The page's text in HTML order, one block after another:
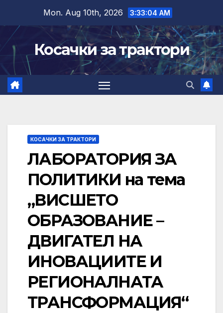
content
Mon. Aug 10th, 2026 3:33:05 AM
Косачки за трактори
КОСАЧКИ ЗА ТРАКТОРИ
ЛАБОРАТОРИЯ ЗА
ПОЛИТИКИ на тема
„ВИСШЕТО
ОБРАЗОВАНИЕ –
ДВИГАТЕЛ НА
ИНОВАЦИИТЕ И
РЕГИОНАЛНАТА
ТРАНСФОРМАЦИЯ“